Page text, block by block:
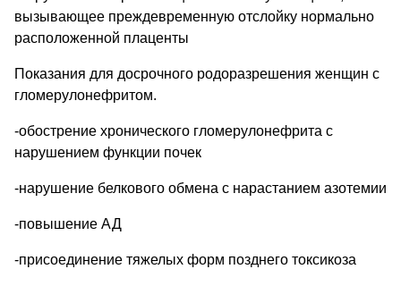
вызывающее преждевременную отслойку нормально
расположенной плаценты
Показания для досрочного родоразрешения женщин с
гломерулонефритом.
-обострение хронического гломерулонефрита с
нарушением функции почек
-нарушение белкового обмена с нарастанием азотемии
-повышение АД
-присоединение тяжелых форм позднего токсикоза